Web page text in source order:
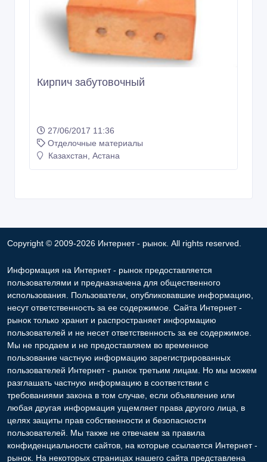
Кирпич забутовочный
27/06/2017 11:36
Отделочные материалы
Казахстан, Астана
Copyright © 2009-2026 Интернет - рынок. All rights reserved.
Информация на Интернет - рынок предоставляется
пользователями и предназначена для общественного
использования. Пользователи, опубликовавшие информацию,
несут ответственность за ее содержимое. Сайта Интернет -
рынок только хранит и распространяет информацию
пользователей и не несет ответственность за ее содержимое.
Мы не продаем и не предоставляем во временное
пользование частную информацию зарегистрированных
пользователей Интернет - рынок третьим лицам. Но мы можем
разглашать частную информацию в соответствии с
требованиями закона в том случае, если объявление или
любая другая информация ущемляет права другого лица, в
целях защиты прав собственности и безопасности
пользователей. Мы также не отвечаем за правила
конфиденциальности сайтов, на которые ссылается Интернет -
рынок. На некоторых страницах нашего сайта представлена